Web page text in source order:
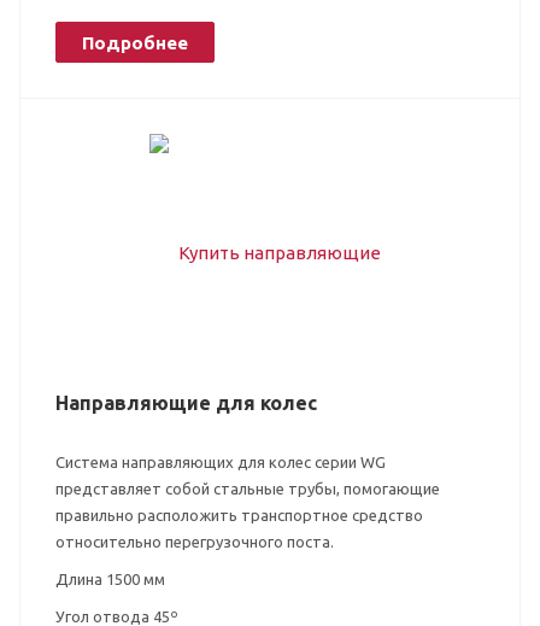
Подробнее
Направляющие для колес
Система направляющих для колес серии WG
представляет собой стальные трубы, помогающие
правильно расположить транспортное средство
относительно перегрузочного поста.
Длина 1500 мм
Угол отвода 45º